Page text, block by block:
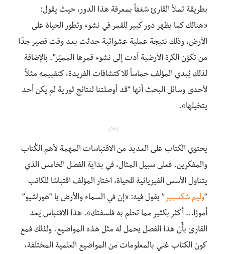
بطريقة تملأ القارئ شغفاً بمعرفة هذا الدور، حيث يقول:
«هنالك كما يظهر دور كبير للقمر في نشوء وتطور الحياة على
الأرض، وذلك نتيجة عملية عشوائية حدثت بعد وقت قصير جدًا
من تكوّن الكرة الأرضية أدت إلى نشوء قمرها المميّز”. بالإضافة
لذلك يُبدي المؤلف حماساً للاكتشافات الفريدة، كتقييمه مثلاً
لأحدى وسائل البحث أنها “قد أوصلتنا لنتائج ثورية لم يكن أحد
يتخيلها».
إعلان
يحتوي الكتاب على العديد من الاقتباسات المهمة لأهم الكُتاب
والمفكرين. فعلى سبيل المثال، في بداية الفصل الخامس الذي
يتناول الأسس الفيزيائية للحياة، اختار المؤلف اقتباسًا للكاتب
“وليم شكسبير” يقول فيه: «إن في السماء والأرض يا “هوراشيو”
أمورًا… أكثر بكثير مما تحلم به فلسفتك». هذا الاقتباس يَعد
القارئ بأّن هذا الفصل يحمل له مثل هذه المواضيع. ولذلك فمع
كون الكتاب غني بالمعلومات من المواضيع العلمية المختلفة،